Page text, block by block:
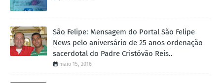
São Felipe: Mensagem do Portal São Felipe
News pelo aniversário de 25 anos ordenação
sacerdotal do Padre Cristóvão Reis..
maio 15, 2016